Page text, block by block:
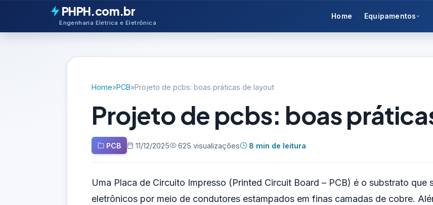
PHPH.com.br
Engenharia Elétrica e Eletrônica
Home Equipamentos
Home»PCB»Projeto de pcbs: boas práticas de layout
Projeto de pcbs: boas
PCB 11/12/2025 625 visualizações 8 min de leitura
Uma Placa de Circuito Impresso (Printed Circuit Board – PCB) é o substrato que
eletrônicos por meio de condutores estampados em finas camadas de cobre.